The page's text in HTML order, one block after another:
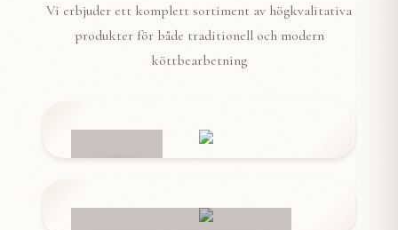
Vi erbjuder ett komplett sortiment av högkvalitativa
produkter för både traditionell och modern
köttbearbetning